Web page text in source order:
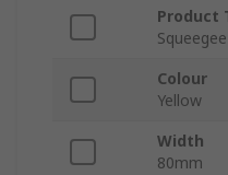
Product
Squeegee
Colour
Yellow
Width
80mm